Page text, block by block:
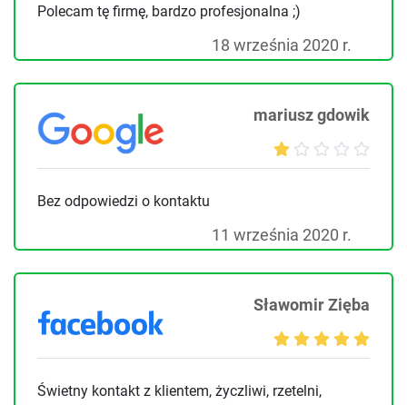
Polecam tę firmę, bardzo profesjonalna ;)
18 września 2020 r.
mariusz gdowik
Bez odpowiedzi o kontaktu
11 września 2020 r.
Sławomir Zięba
Świetny kontakt z klientem, życzliwi, rzetelni,